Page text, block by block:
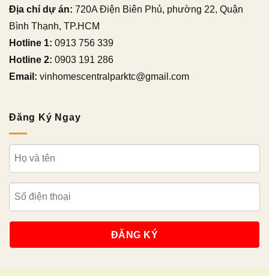
Địa chỉ dự án: 720A Điện Biên Phủ, phường 22, Quận
Bình Thạnh, TP.HCM
Hotline 1: 0913 756 339
Hotline 2: 0903 191 286
Email: vinhomescentralparktc@gmail.com
Đăng Ký Ngay